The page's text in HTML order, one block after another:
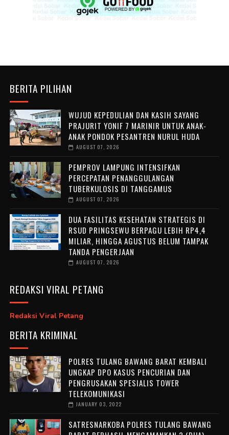
BERITA PILIHAN
WUJUD KEPEDULIAN DAN KASIH SAYANG
PRAJURIT YONIF 7 MARINIR UNTUK ANAK-
ANAK PONDOK PESANTREN NURUL HUDA ‎
AUGUST 07, 2026
PEMPROV LAMPUNG INTENSIFKAN
PERCEPATAN PENANGGULANGAN
TUBERKULOSIS DI TANGGAMUS
AUGUST 07, 2026
DUA FASILITAS KESEHATAN STRATEGIS DI
RSUD PRINGSEWU BERPAGU LEBIH RP4,4
MILIAR, HINGGA AGUSTUS BELUM TAMPAK
TANDA PENGERJAAN
AUGUST 07, 2026
REDAKSI VIRAL PETANG
Redaksi Viral Petang
BERITA KRIMINAL
POLRES TULANG BAWANG BARAT KEMBALI
UNGKAP DPO KASUS PENCURIAN DAN
PENGRUSAKAN SPESIALIS TOWER
TELEKOMUNIKASI
JANUARY 03, 2022
SATRESNARKOBA POLRES TULANG BAWANG